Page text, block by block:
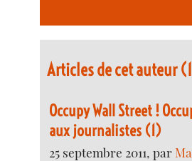
Articles de cet auteur
Occupy Wall Street !
aux journalistes (1)
25 septembre 2011, par